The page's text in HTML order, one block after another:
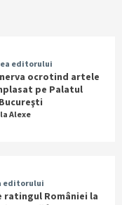
editorului
ocrotind artele
pe Palatul
Alexe
editorului
ratingul României la